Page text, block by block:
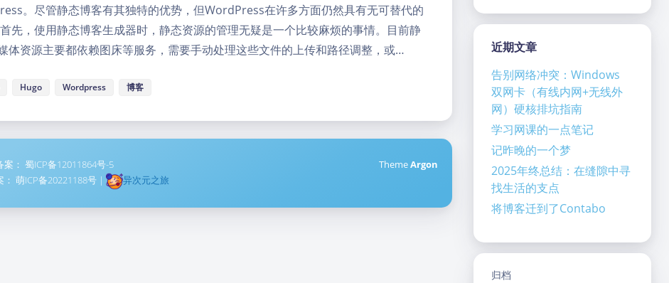
近期文章
告别网络冲突：Windows
双网卡（有线内网+无线外
网）硬核排坑指南
学习网课的一点笔记
记昨晚的一个梦
2025年终总结：在缝隙中寻
找生活的支点
将博客迁到了Contabo
归档
。尽管静态博客有其独特的优势，但WordPress在许多方面仍然具有无可替代的
先，使用静态博客生成器时，静态资源的管理无疑是一个比较麻烦的事情。目前静
体资源主要都依赖图床等服务，需要手动处理这些文件的上传和路径调整，或…
Hugo Wordpress 博客
： 蜀ICP备12011864号-5
萌ICP备20221188号 | 异次元之旅
ThemeArgon